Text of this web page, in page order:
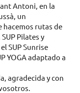
Antoni, en la
un
rutas de
Pilates y
SUP Sunrise
YOGA adaptado a
agradecida y con